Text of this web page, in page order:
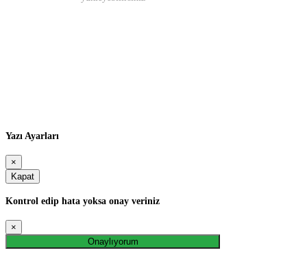
Yazı Ayarları
×
Kapat
Kontrol edip hata yoksa onay veriniz
×
Onaylıyorum